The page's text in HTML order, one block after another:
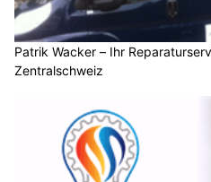
Patrik Wacker – Ihr
Zentralschweiz